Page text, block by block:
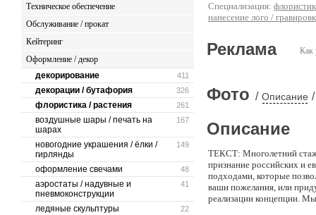
Техническое обеспечение
Обслуживание / прокат
Кейтеринг
Оформление / декор
411
декорирование
326
декорации / бутафория
261
флористика / растения
167
воздушные шары / печать на
шарах
149
новогодние украшения / ёлки /
гирлянды
48
оформление свечами
41
аэростаты / надувные и
пневмоконструкции
22
ледяные скульптуры
Специализация:
нанесение лого /
Как
Реклама
Фото / Описание /
Описание
ТЕКСТ: Многолетний
признание российских и
подходами, которые
ваши пожелания, или
реализации концепции.